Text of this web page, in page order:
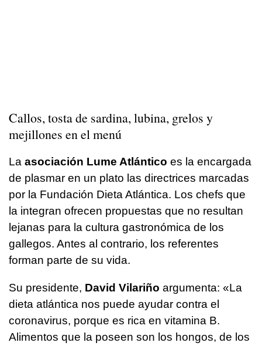
Callos, tosta de sardina, lubina, grelos y
mejillones en el menú
La asociación Lume Atlántico es la encargada
de plasmar en un plato las directrices marcadas
por la Fundación Dieta Atlántica. Los chefs que
la integran ofrecen propuestas que no resultan
lejanas para la cultura gastronómica de los
gallegos. Antes al contrario, los referentes
forman parte de su vida.
Su presidente, David Vilariño argumenta: «La
dieta atlántica nos puede ayudar contra el
coronavirus, porque es rica en vitamina B.
Alimentos que la poseen son los hongos, de los